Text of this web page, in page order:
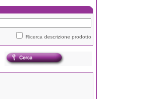
Ricerca descrizione prodotto